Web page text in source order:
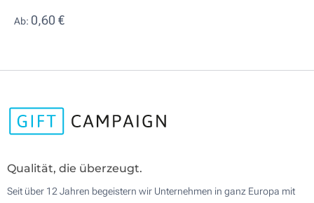
Ab: 0,60 €
Qualität, die überzeugt.
Seit über 12 Jahren begeistern wir Unternehmen in ganz Europa mit